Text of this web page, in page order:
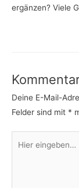
ergänzen? Viele
Deine E-Mail-
Felder sind mit *
eingeben…